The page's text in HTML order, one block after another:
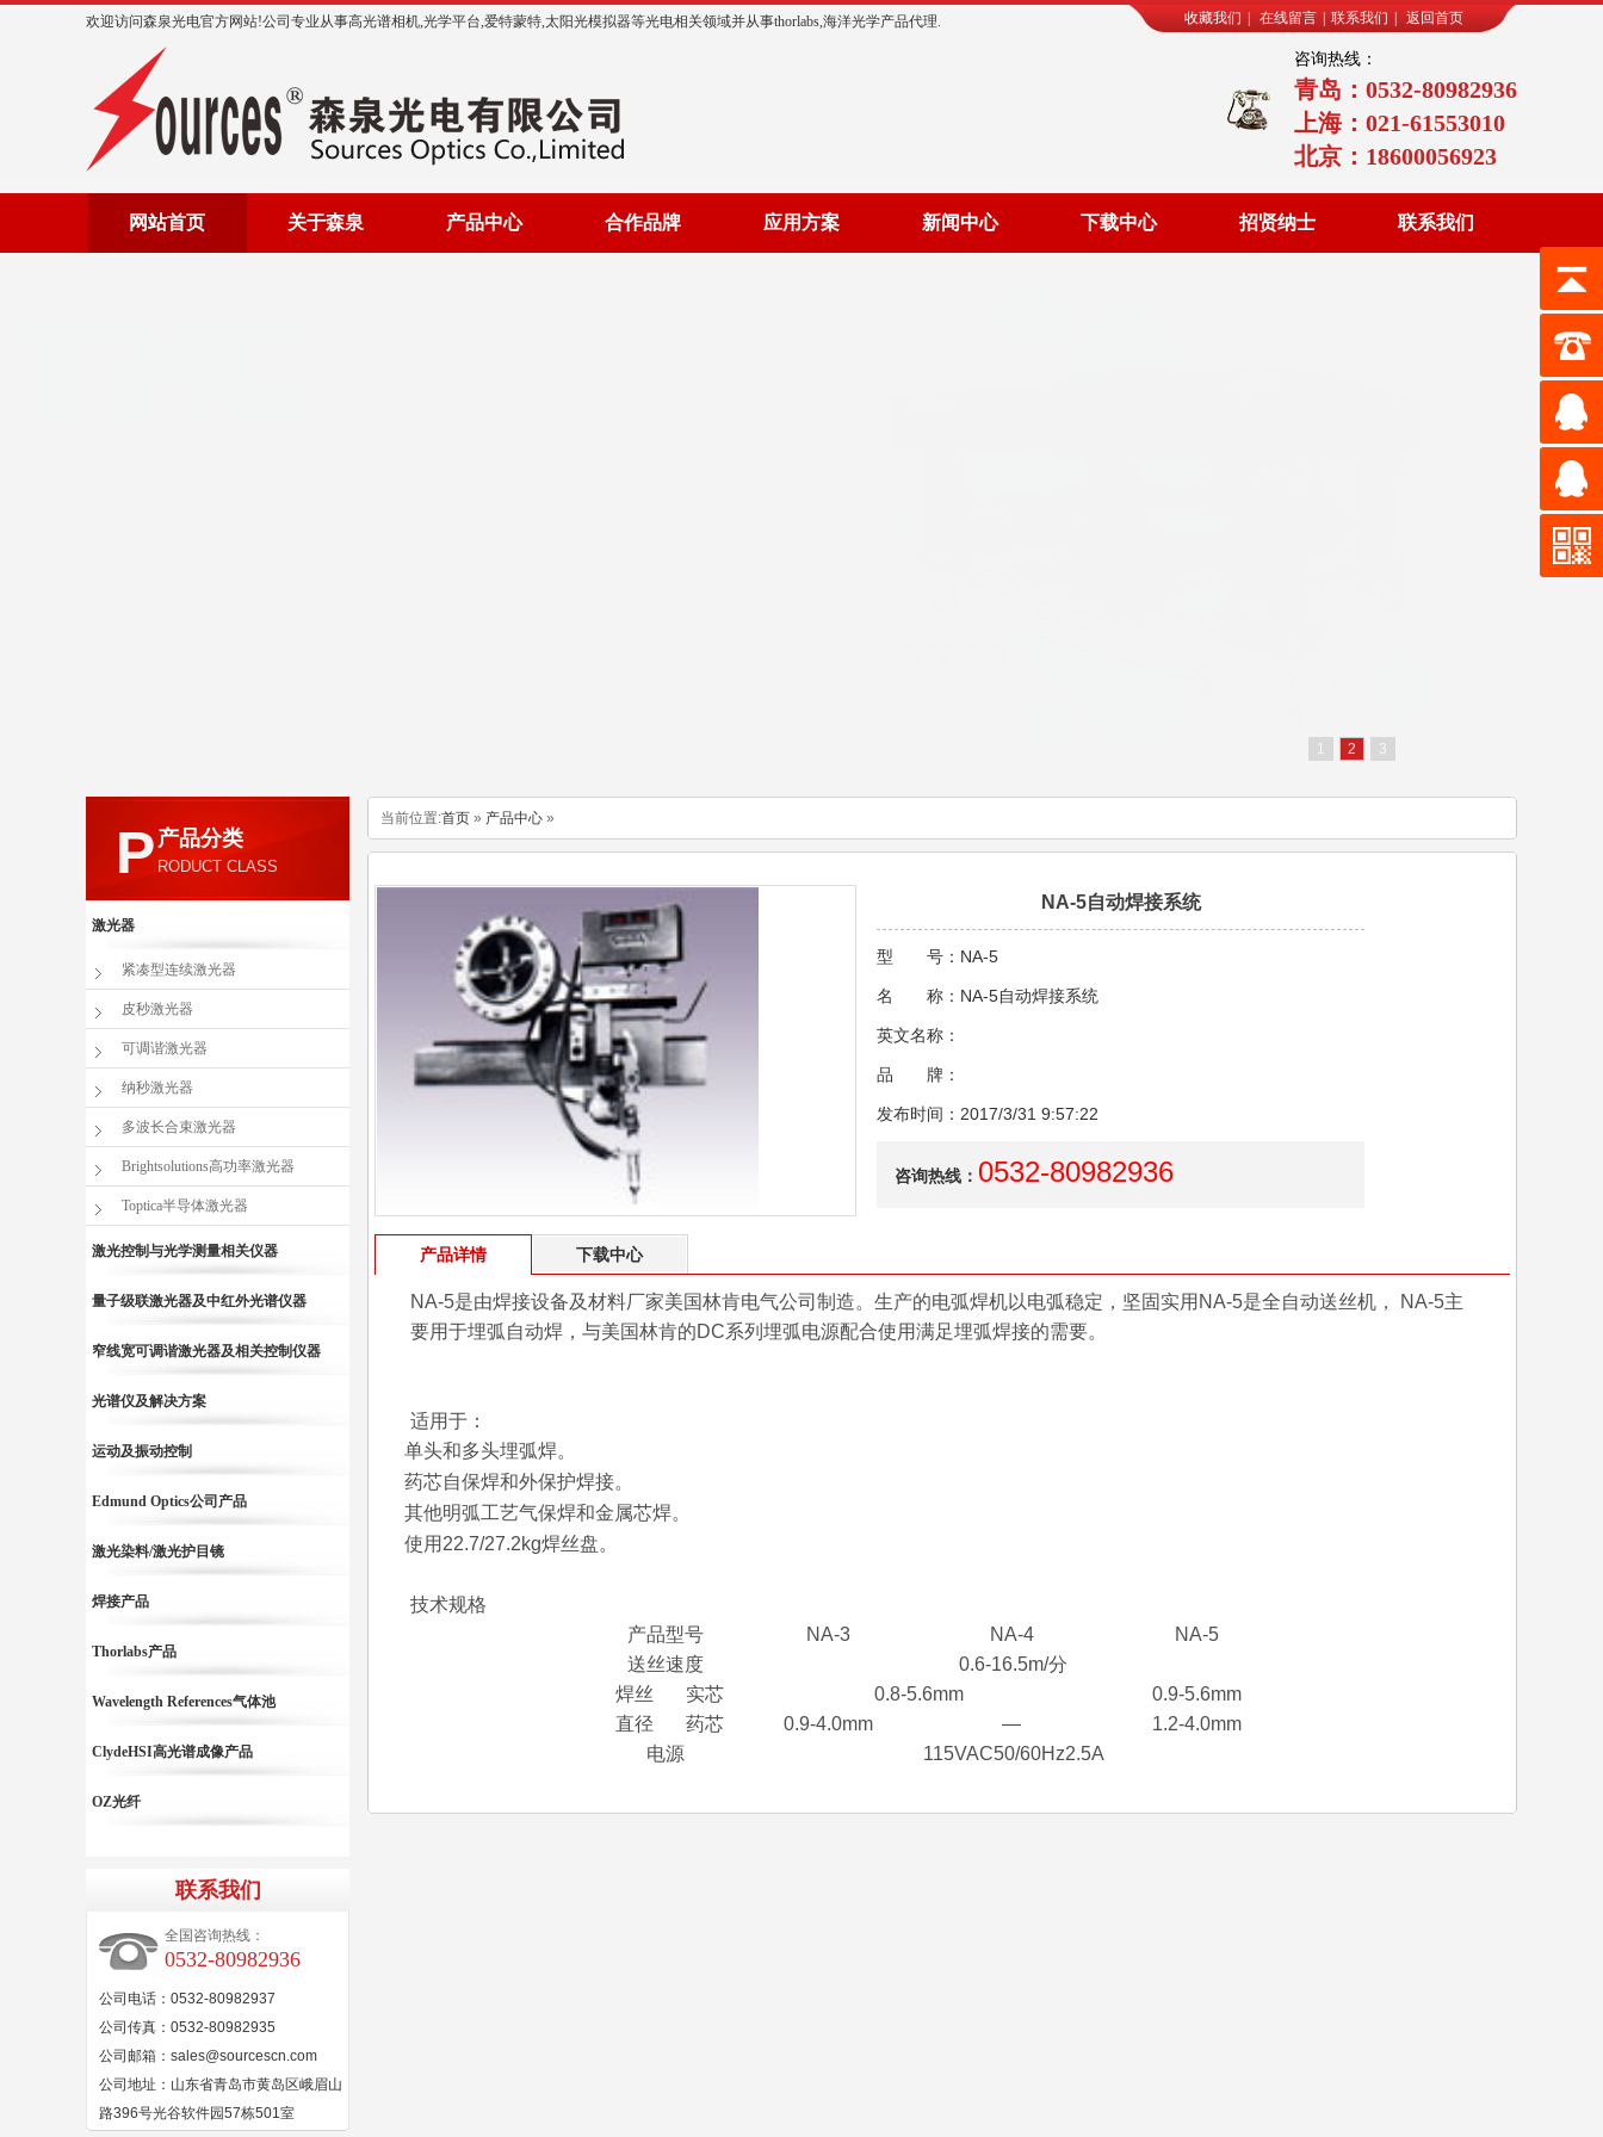
收藏我们 在线留言 联系我们 返回首页
欢迎访问森泉光电官方网站!公司专业从事高光谱相机,光学平台,爱特蒙特,太阳光模拟器等光电相关领域并从事thorlabs,海洋光学产品代理.
咨询热线：
青岛：0532-80982936
上海：021-61553010
北京：18600056923
网站首页 关于森泉 产品中心 合作品牌 应用方案 新闻中心 下载中心 招贤纳士 联系我们
1 2 3
当前位置:首页 » 产品中心 »
NA-5自动焊接系统
型 号：NA-5
名 称：NA-5自动焊接系统
英文名称：
品 牌：
发布时间：2017/3/31 9:57:22
咨询热线： 0532-80982936
产品详情 下载中心
NA-5是由焊接设备及材料厂家美国林肯电气公司制造。生产的电弧焊机以电弧稳定，坚固实用NA-5是全自动送丝机， NA-5主
要用于埋弧自动焊，与美国林肯的DC系列埋弧电源配合使用满足埋弧焊接的需要。
适用于：
单头和多头埋弧焊。
药芯自保焊和外保护焊接。
其他明弧工艺气保焊和金属芯焊。
使用22.7/27.2kg焊丝盘。
技术规格
产品型号
NA-3 NA-4
NA-5
送丝速度
0.6-16.5m/分
焊丝
直径
实芯 0.8-5.6mm
0.9-5.6mm
药芯
0.9-4.0mm —
1.2-4.0mm
电源
115VAC50/60Hz2.5A
P 产品分类
RODUCT CLASS
激光器
紧凑型连续激光器
皮秒激光器
可调谐激光器
纳秒激光器
多波长合束激光器
Brightsolutions高功率激光器
Toptica半导体激光器
激光控制与光学测量相关仪器
量子级联激光器及中红外光谱仪器
窄线宽可调谐激光器及相关控制仪器
光谱仪及解决方案
运动及振动控制
Edmund Optics公司产品
激光染料/激光护目镜
焊接产品
Thorlabs产品
Wavelength References气体池
ClydeHSI高光谱成像产品
OZ光纤
联系我们
全国咨询热线：
0532-80982936
公司电话：0532-80982937
公司传真：0532-80982935
公司邮箱：sales@sourcescn.com
公司地址：山东省青岛市黄岛区峨眉山
路396号光谷软件园57栋501室